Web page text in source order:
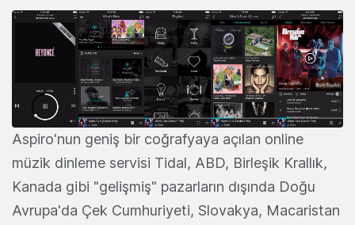
Aspiro'nun geniş bir coğrafyaya açılan online
müzik dinleme servisi Tidal, ABD, Birleşik Krallık,
Kanada gibi "gelişmiş" pazarların dışında Doğu
Avrupa'da Çek Cumhuriyeti, Slovakya, Macaristan